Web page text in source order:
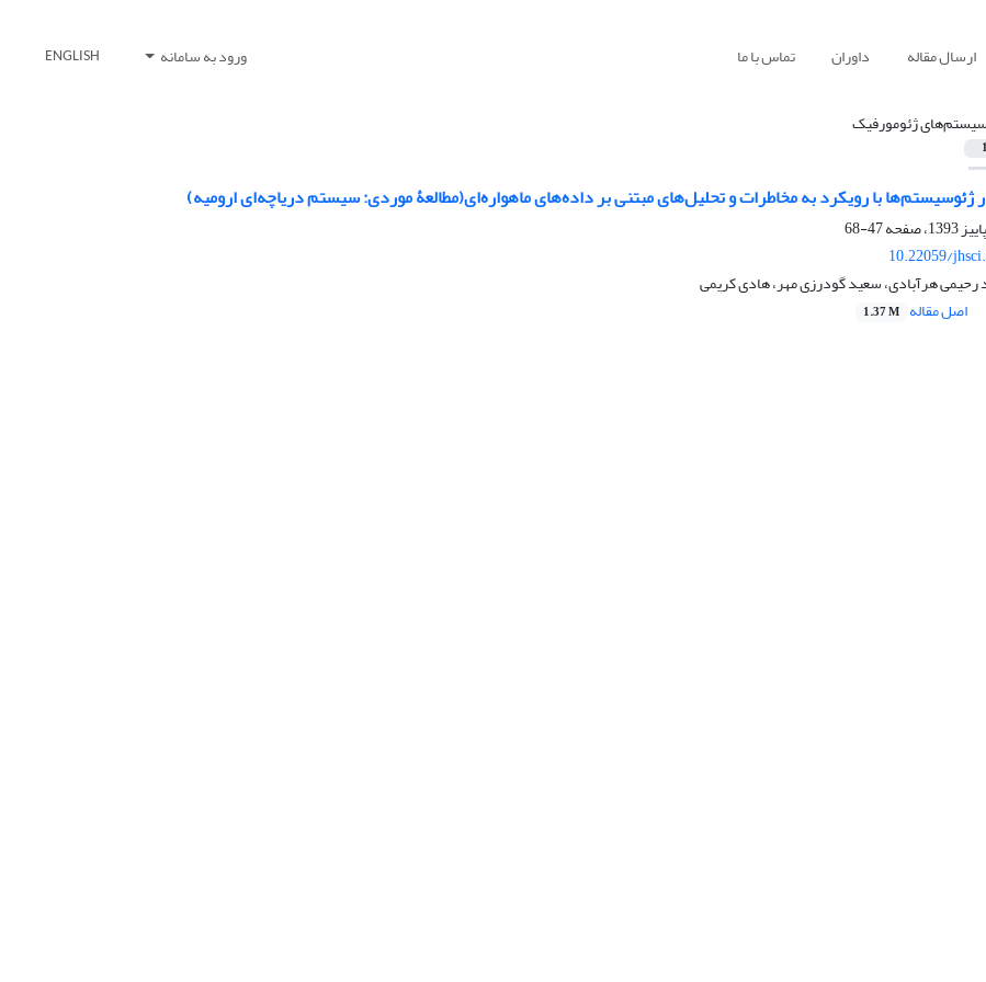
ارسال مقاله داوران تماس با ما ورود به سامانه ENGLISH
‌سیستم‌های ژئومورفیک
1
ژئوسیستم‌ها با رویکرد به مخاطرات و تحلیل‌های مبتنی بر داده‌های ماهواره‌ای(مطالعۀ موردی: سیستم دریاچه‌ای ارومیه)
47-68
10.22059/
رحیمی هرآبادی، سعید گودرزی مهر، هادی کریمی
اصل مقاله 1.37 M